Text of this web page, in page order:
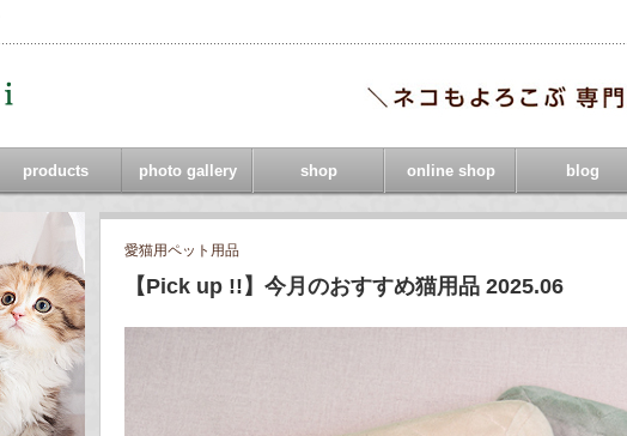
products photo gallery shop online shop blog
愛猫用ペット用品
【Pick up !!】今月のおすすめ猫用品 2025.06